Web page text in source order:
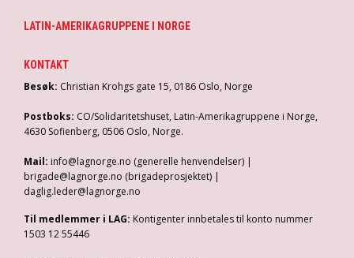
LATIN-AMERIKAGRUPPENE I NORGE
KONTAKT
Besøk: Christian Krohgs gate 15, 0186 Oslo, Norge
Postboks: CO/Solidaritetshuset, Latin-Amerikagruppene i Norge,
4630 Sofienberg, 0506 Oslo, Norge.
Mail: info@lagnorge.no (generelle henvendelser) |
brigade@lagnorge.no (brigadeprosjektet) |
daglig.leder@lagnorge.no
Til medlemmer i LAG: Kontigenter innbetales til konto nummer
1503 12 55446